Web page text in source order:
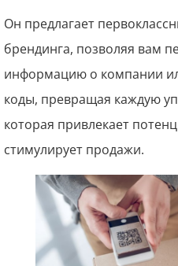
Он предлагает
брендинга, позволяя вам
информацию о компании
коды, превращая каждую
которая привлекает
стимулирует продажи.